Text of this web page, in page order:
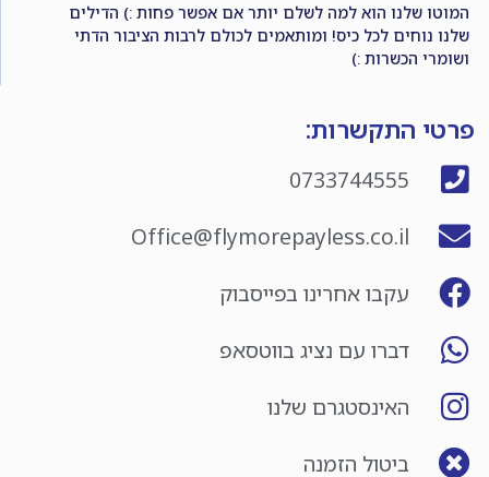
המוטו שלנו הוא למה לשלם יותר אם אפשר פחות :) הדילים
שלנו נוחים לכל כיס! ומותאמים לכולם לרבות הציבור הדתי
ושומרי הכשרות :)
פרטי התקשרות:
0733744555
Office@flymorepayless.co.il
עקבו אחרינו בפייסבוק
דברו עם נציג בווטסאפ
האינסטגרם שלנו
ביטול הזמנה